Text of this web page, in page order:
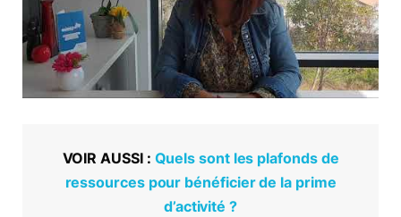
VOIR AUSSI : Quels sont les plafonds de
ressources pour bénéficier de la prime
d’activité ?